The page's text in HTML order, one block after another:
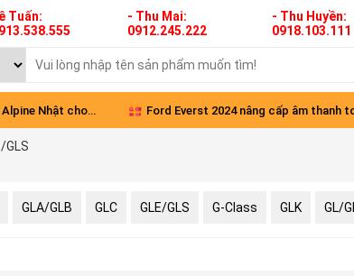
Tuấn:
- Thu Mai:
0912.245.222
- Thu Huyền:
0918.103.111
Nhật cho Ford Everst 2024 nâng cấp âm thanh
GLS
GLA/GLB GLC GLE/GLS G-Class GLK GL/